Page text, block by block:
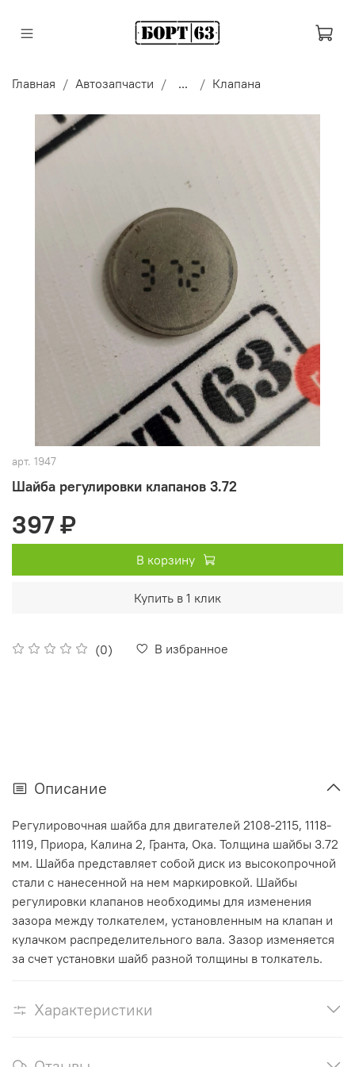
Главная Автозапчасти ... Клапана
арт. 1947
Шайба регулировки клапанов 3.72
(0) В избранное
397 ₽
В корзину
Купить в 1 клик
Описание
Регулировочная шайба для двигателей 2108-2115, 1118-
1119, Приора, Калина 2, Гранта, Ока. Толщина шайбы 3.72
мм. Шайба представляет собой диск из высокопрочной
стали с нанесенной на нем маркировкой. Шайбы
регулировки клапанов необходимы для изменения
зазора между толкателем, установленным на клапан и
кулачком распределительного вала. Зазор изменяется
за счет установки шайб разной толщины в толкатель.
Характеристики